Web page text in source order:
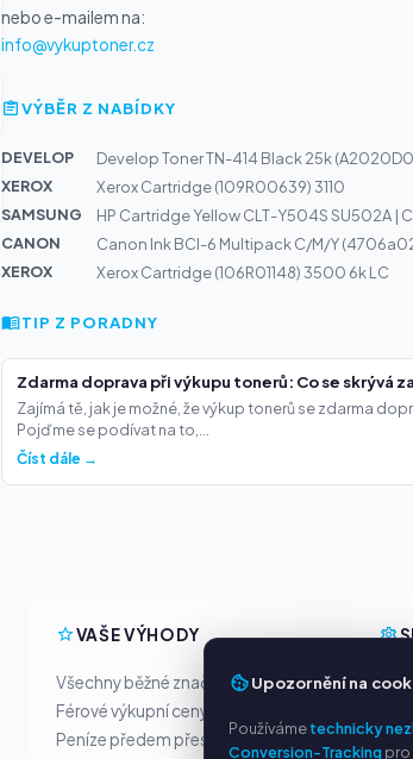
nebo e-mailem na:
info@vykuptoner.cz
VÝBĚR Z NABÍDKY
DEVELOP
Develop Toner TN-414 Black 25k
XEROX
Xerox Cartridge (109R00639) 3110
SAMSUNG
HP Cartridge Yellow CLT-Y504S SU502A |
CANON
Canon Ink BCI-6 Multipack C/M/Y
XEROX
Xerox Cartridge (106R01148) 3500 6k LC
TIP Z PORADNY
Zdarma doprava při výkupu tonerů: Co se skrývá
Zajímá tě, jak je možné, že výkup tonerů se zdarma
Pojďme se podívat na to,...
Číst dále →
VAŠE VÝHODY
Všechny běžné značky
Férové výkupní ceny
Peníze předem přes PayPal
O
Upozornění na
Používámetechnicky
Conversion-Trackingpro